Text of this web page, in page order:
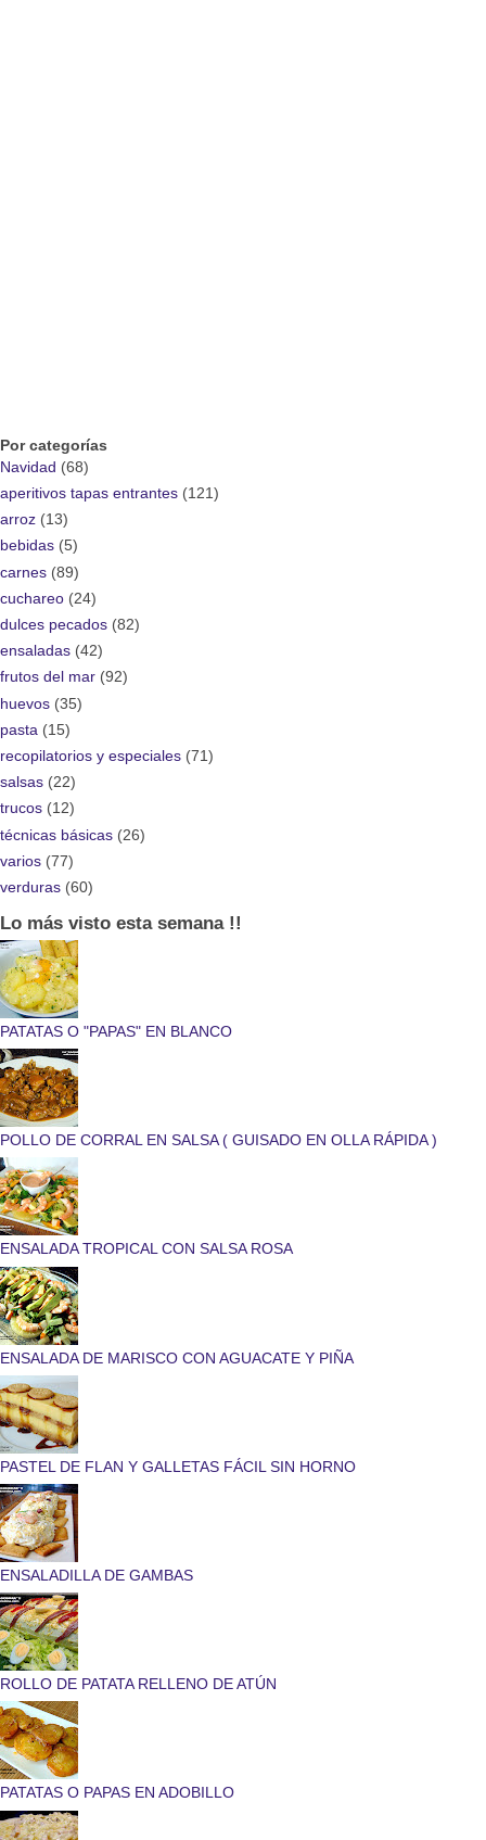
Por categorías
Navidad (68)
aperitivos tapas entrantes (121)
arroz (13)
bebidas (5)
carnes (89)
cuchareo (24)
dulces pecados (82)
ensaladas (42)
frutos del mar (92)
huevos (35)
pasta (15)
recopilatorios y especiales (71)
salsas (22)
trucos (12)
técnicas básicas (26)
varios (77)
verduras (60)
Lo más visto esta semana !!
PATATAS O "PAPAS" EN BLANCO
POLLO DE CORRAL EN SALSA ( GUISADO EN OLLA RÁPIDA )
ENSALADA TROPICAL CON SALSA ROSA
ENSALADA DE MARISCO CON AGUACATE Y PIÑA
PASTEL DE FLAN Y GALLETAS FÁCIL SIN HORNO
ENSALADILLA DE GAMBAS
ROLLO DE PATATA RELLENO DE ATÚN
PATATAS O PAPAS EN ADOBILLO